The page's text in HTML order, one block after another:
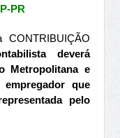
PR
deverá
Metropolitana e
que
pelo